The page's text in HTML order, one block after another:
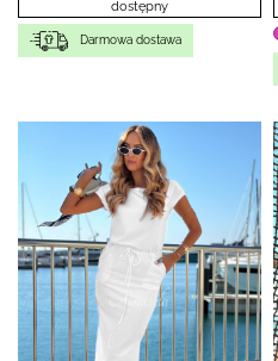
dostępny
Darmowa dostawa